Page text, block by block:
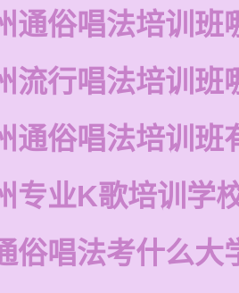
通俗唱法培训班
流行唱法培训班
通俗唱法培训班
专业K歌培训学
俗唱法考什么大